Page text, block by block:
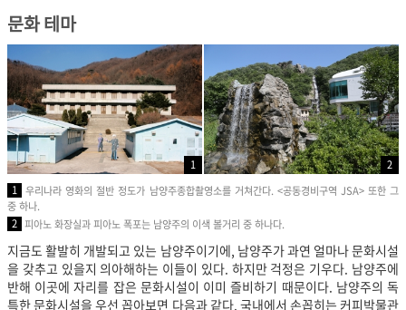
문화 테마
1
2
1 우리나라 영화의 절반 정도가 남양주종합촬영소를 거쳐간다. <공동경비구역 JSA> 또한 그
중 하나.
2 피아노 화장실과 피아노 폭포는 남양주의 이색 볼거리 중 하나다.
지금도 활발히 개발되고 있는 남양주이기에, 남양주가 과연 얼마나 문화시설
을 갖추고 있을지 의아해하는 이들이 있다. 하지만 걱정은 기우다. 남양주에
반해 이곳에 자리를 잡은 문화시설이 이미 즐비하기 때문이다. 남양주의 독
특한 문화시설을 우선 꼽아보면 다음과 같다. 국내에서 손꼽히는 커피박물관